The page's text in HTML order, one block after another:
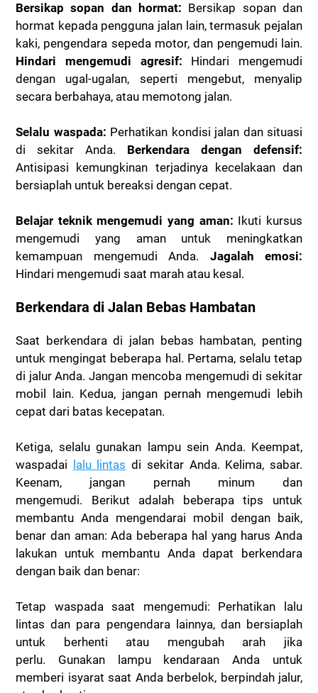
Bersikap sopan dan hormat: Bersikap sopan dan
hormat kepada pengguna jalan lain, termasuk pejalan
kaki, pengendara sepeda motor, dan pengemudi lain.
Hindari mengemudi agresif: Hindari mengemudi
dengan ugal-ugalan, seperti mengebut, menyalip
secara berbahaya, atau memotong jalan.
Selalu waspada: Perhatikan kondisi jalan dan situasi
di sekitar Anda. Berkendara dengan defensif:
Antisipasi kemungkinan terjadinya kecelakaan dan
bersiaplah untuk bereaksi dengan cepat.
Belajar teknik mengemudi yang aman: Ikuti kursus
mengemudi yang aman untuk meningkatkan
kemampuan mengemudi Anda. Jagalah emosi:
Hindari mengemudi saat marah atau kesal.
Berkendara di Jalan Bebas Hambatan
Saat berkendara di jalan bebas hambatan, penting
untuk mengingat beberapa hal. Pertama, selalu tetap
di jalur Anda. Jangan mencoba mengemudi di sekitar
mobil lain. Kedua, jangan pernah mengemudi lebih
cepat dari batas kecepatan.
Ketiga, selalu gunakan lampu sein Anda. Keempat,
waspadai lalu lintas di sekitar Anda. Kelima, sabar.
Keenam, jangan pernah minum dan
mengemudi. Berikut adalah beberapa tips untuk
membantu Anda mengendarai mobil dengan baik,
benar dan aman: Ada beberapa hal yang harus Anda
lakukan untuk membantu Anda dapat berkendara
dengan baik dan benar:
Tetap waspada saat mengemudi: Perhatikan lalu
lintas dan para pengendara lainnya, dan bersiaplah
untuk berhenti atau mengubah arah jika
perlu. Gunakan lampu kendaraan Anda untuk
memberi isyarat saat Anda berbelok, berpindah jalur,